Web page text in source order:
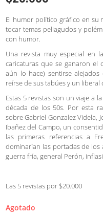
El humor político gráfico en su
tocar temas peliagudos y
con humor.
Una revista muy especial en
caricaturas que se ganaron el
aún lo hace) sentirse
reírse de sus tabúes y un
Estas 5 revistas son un viaje a
década de los 50s. Por esta
sobre Gabriel Gonzalez Videla,
Ibañez del Campo, un
las primeras referencias a
dominarían las portadas de los
guerra fría, general Perón,
Las 5 revistas por $20.000
Agotado